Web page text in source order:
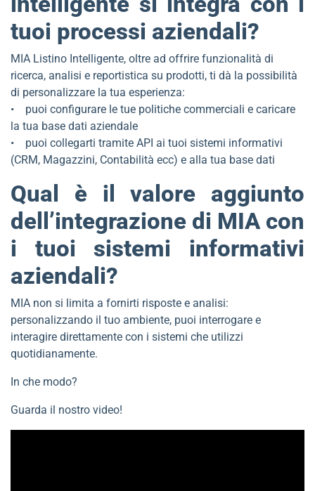
tuoi processi aziendali?
MIA Listino Intelligente, oltre ad offrire funzionalità di
ricerca, analisi e reportistica su prodotti, ti dà la possibilità
di personalizzare la tua esperienza:
• puoi configurare le tue politiche commerciali e caricare
la tua base dati aziendale
• puoi collegarti tramite API ai tuoi sistemi informativi
(CRM, Magazzini, Contabilità ecc) e alla tua base dati
Qual è il valore aggiunto
dell’integrazione di MIA con
i tuoi sistemi informativi
aziendali?
MIA non si limita a fornirti risposte e analisi:
personalizzando il tuo ambiente, puoi interrogare e
interagire direttamente con i sistemi che utilizzi
quotidianamente.
In che modo?
Guarda il nostro video!